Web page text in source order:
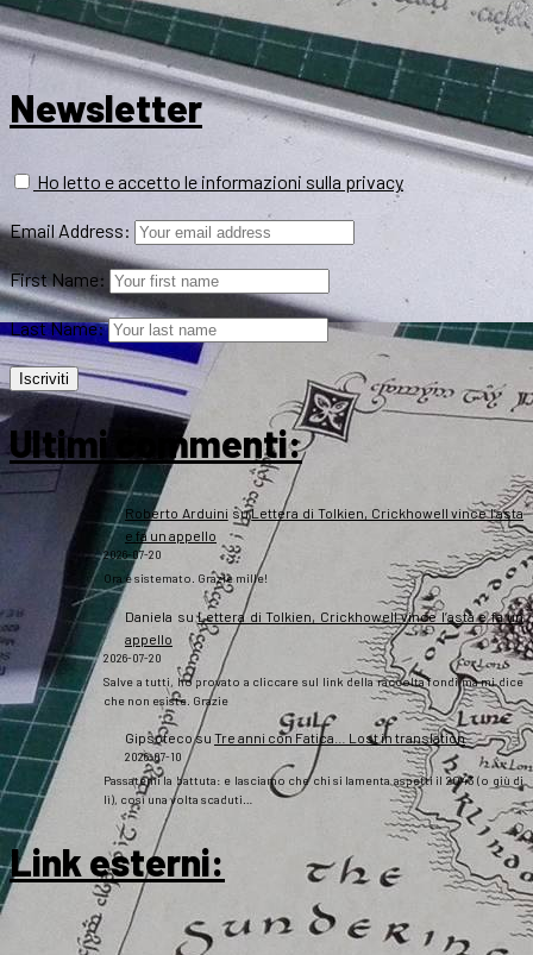
Newsletter
Ho letto e accetto le informazioni sulla privacy
Email Address:
First Name:
Last Name:
Ultimi commenti:
Roberto Arduini suLettera di Tolkien, Crickhowell vince l’asta
e fa un appello
2026-07-20
Ora è sistemato. Grazie mille!
Daniela suLettera di Tolkien, Crickhowell vince l’asta e fa un
appello
2026-07-20
Salve a tutti, ho provato a cliccare sul link della raccolta fondi ma mi dice
che non esiste. Grazie
Gipsotecosu Tre anni con Fatica… Lost in translation
2026-07-10
Passatemi la battuta: e lasciamo che chi si lamenta aspetti il 2043 (o giù di
lì), così una volta scaduti…
Link esterni: